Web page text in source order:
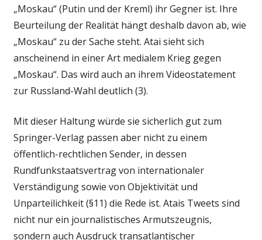
„Moskau“ (Putin und der Kreml) ihr Gegner ist. Ihre
Beurteilung der Realität hängt deshalb davon ab, wie
„Moskau“ zu der Sache steht. Atai sieht sich
anscheinend in einer Art medialem Krieg gegen
„Moskau“. Das wird auch an ihrem Videostatement
zur Russland-Wahl deutlich (3).
Mit dieser Haltung würde sie sicherlich gut zum
Springer-Verlag passen aber nicht zu einem
öffentlich-rechtlichen Sender, in dessen
Rundfunkstaatsvertrag von internationaler
Verständigung sowie von Objektivität und
Unparteilichkeit (§11) die Rede ist. Atais Tweets sind
nicht nur ein journalistisches Armutszeugnis,
sondern auch Ausdruck transatlantischer